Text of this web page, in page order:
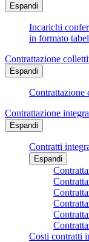
Espandi
Incarichi
in formato
Contrattazione
Espandi
Contrattazione
Contrattazione
Espandi
Contratti
Espandi
Costi contratti